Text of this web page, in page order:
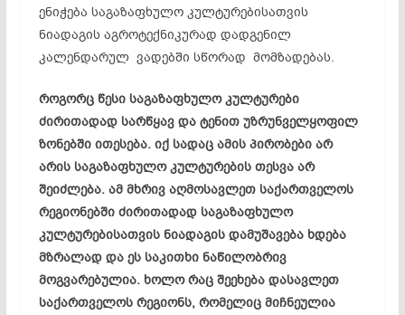
ენიჭება საგაზაფხულო კულტურებისათვის
ნიადაგის აგროტექნიკურად დადგენილ
კალენდარულ ვადებში სწორად მომზადებას.
როგორც წესი საგაზაფხულო კულტურები
ძირითადად სარწყავ და ტენით უზრუნველყოფილ
ზონებში ითესება. იქ სადაც ამის პირობები არ
არის საგაზაფხულო კულტურების თესვა არ
შეიძლება. ამ მხრივ აღმოსავლეთ საქართველოს
რეგიონებში ძირითადად საგაზაფხულო
კულტურებისათვის ნიადაგის დამუშავება ხდება
მზრალად და ეს საკითხი ნაწილობრივ
მოგვარებულია. ხოლო რაც შეეხება დასავლეთ
საქართველოს რეგიონს, რომელიც მიჩნეულია